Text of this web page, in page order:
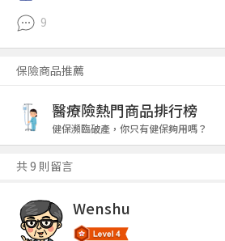
9
保險商品推薦
醫療險熱門商品排行榜
健保瀕臨破產，你只有健保夠用嗎？
共 9 則留言
Wenshu